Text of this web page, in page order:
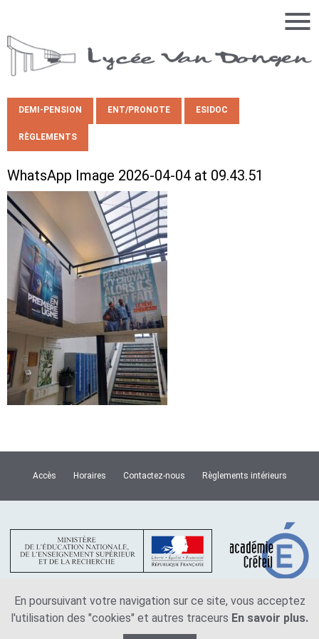
En poursuivant votre navigation sur ce site, vous acceptez
l'utilisation des "cookies" et autres traceurs En savoir plus.
DEMI-PENSION ENT/PRONOTE ESIDOC
RÈGLEMENTS
WhatsApp Image 2026-04-04 at 09.43.51
Accès Horaires Contactez-nous Règlements intérieurs
Plan du site Mentions légales